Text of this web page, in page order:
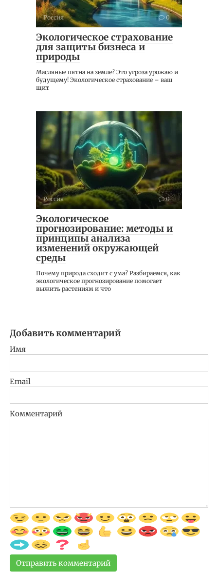
Россия 0
Экологическое страхование
для защиты бизнеса и
природы
Масляные пятна на земле? Это угроза урожаю и
будущему! Экологическое страхование – ваш
щит
Россия 0
Экологическое
прогнозирование: методы и
принципы анализа
изменений окружающей
среды
Почему природа сходит с ума? Разбираемся, как
экологическое прогнозирование помогает
выжить растениям и что
Добавить комментарий
Имя
Email
Комментарий